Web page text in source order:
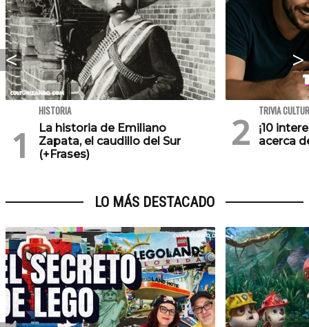
HISTORIA
La historia de Emiliano
Zapata, el caudillo del Sur
(+Frases)
TRIVIA
¡10
acerca
LO MÁS DESTACADO